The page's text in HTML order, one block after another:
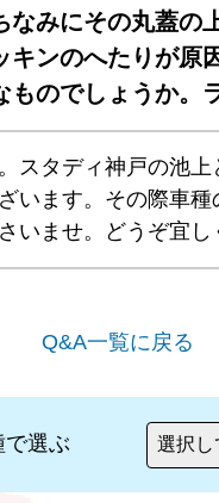
みにその丸蓋の
ンのへたりが原
のでしょうか。
スタディ神戸の池
います。その際車
いませ。どうぞ宜し
Q&A一覧に戻る
で選ぶ